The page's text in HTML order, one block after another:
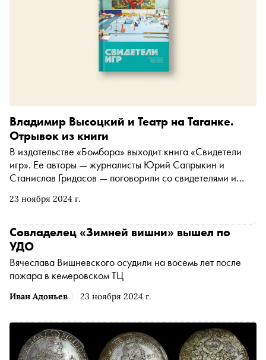
23 ноября 2024 г.
Владимир Высоцкий и Театр на Таганке.
Отрывок из книги
В издательстве «Бомбора» выходит книга «Свидетели
игр». Ее авторы — журналисты Юрий Сапрыкин и
Станислав Гридасов — поговорили со свидетелями и
подробно описали контекст, в котором проводились
интервью, которое Юрию Сапрыкину дал Вениамин
Смехов, в 1980 году — актер Театра на Таганке
Иван Адоньев 23 ноября 2024 г.
Совладелец «Зимней вишни» вышел по
УДО
Вячеслава Вишневского осудили на восемь лет после
пожара в кемеровском ТЦ